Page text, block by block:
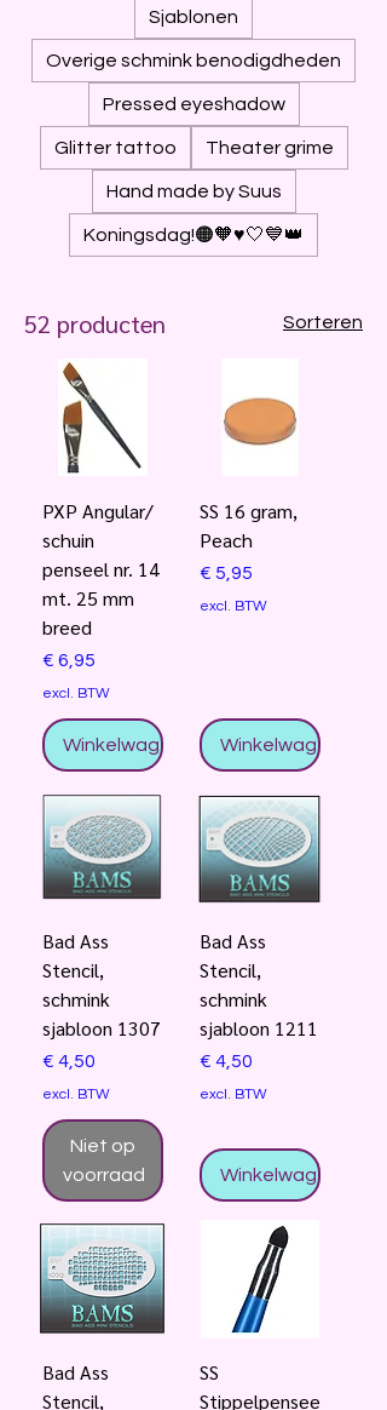
Sjablonen
Overige schmink benodigdheden
Pressed eyeshadow
Glitter tattoo Theater grime
Hand made by Suus
Koningsdag!🟠🧡♥️🤍💙👑
52 producten Sorteren
PXP Angular/
schuin
penseel nr. 14
mt. 25 mm
breed
Prijs
€ 6,95
excl. BTW
Winkelwagentje
SS 16 gram,
Peach
Prijs
€ 5,95
excl. BTW
Winkelwagentje
Bad Ass
Stencil,
schmink
sjabloon 1307
Prijs
€ 4,50
excl. BTW
Niet op
voorraad
Bad Ass
Stencil,
schmink
sjabloon 1211
Prijs
€ 4,50
excl. BTW
Winkelwagentje
Bad Ass
Stencil,
SS
Stippelpensee